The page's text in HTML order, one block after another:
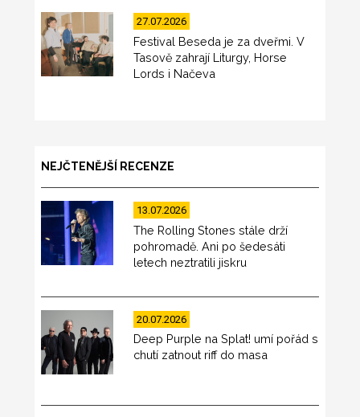
27.07.2026
Festival Beseda je za dveřmi. V
Tasově zahrají Liturgy, Horse
Lords i Načeva
NEJČTENĚJŠÍ RECENZE
13.07.2026
The Rolling Stones stále drží
pohromadě. Ani po šedesáti
letech neztratili jiskru
20.07.2026
Deep Purple na Splat! umí pořád s
chutí zatnout riff do masa